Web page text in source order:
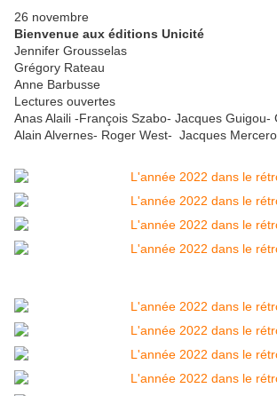
26 novembre
Bienvenue aux éditions Unicité
Jennifer Grousselas
Grégory Rateau
Anne Barbusse
Lectures ouvertes
Anas Alaili -François Szabo- Jacques Guigou-
Alain Alvernes- Roger West- Jacques